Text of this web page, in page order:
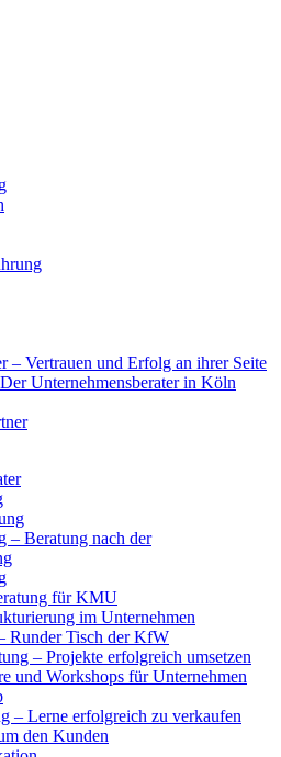
– Vertrauen und Erfolg an ihrer Seite
Unternehmensberater in Köln
– Beratung nach der
für KMU
im Unternehmen
Runder Tisch der KfW
– Projekte erfolgreich umsetzen
und Workshops für Unternehmen
– Lerne erfolgreich zu verkaufen
den Kunden